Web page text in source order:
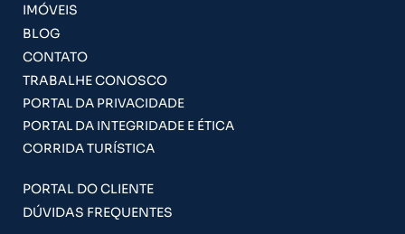
IMÓVEIS
BLOG
CONTATO
TRABALHE CONOSCO
PORTAL DA PRIVACIDADE
PORTAL DA INTEGRIDADE E ÉTICA
CORRIDA TURÍSTICA
PORTAL DO CLIENTE
DÚVIDAS FREQUENTES